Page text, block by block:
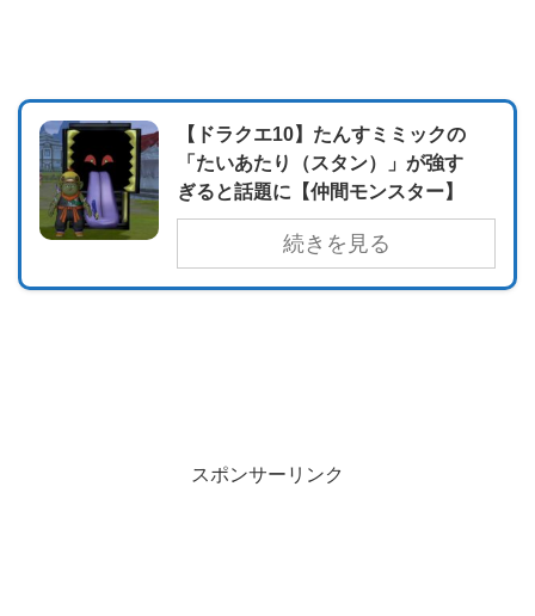
【ドラクエ10】たんすミミックの
「たいあたり（スタン）」が強す
ぎると話題に【仲間モンスター】
続きを見る
スポンサーリンク